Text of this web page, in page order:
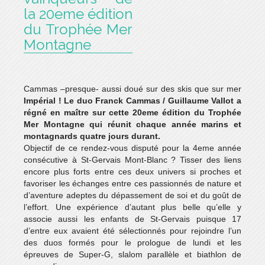
la 20eme édition
du Trophée Mer
Montagne
Cammas –presque- aussi doué sur des skis que sur mer
Impérial ! Le duo Franck Cammas / Guillaume Vallot a
régné en maître sur cette 20eme édition du Trophée
Mer Montagne qui réunit chaque année marins et
montagnards quatre jours durant.
Objectif de ce rendez-vous disputé pour la 4eme année
consécutive à St-Gervais Mont-Blanc ? Tisser des liens
encore plus forts entre ces deux univers si proches et
favoriser les échanges entre ces passionnés de nature et
d’aventure adeptes du dépassement de soi et du goût de
l’effort. Une expérience d’autant plus belle qu’elle y
associe aussi les enfants de St-Gervais puisque 17
d’entre eux avaient été sélectionnés pour rejoindre l’un
des duos formés pour le prologue de lundi et les
épreuves de Super-G, slalom parallèle et biathlon de